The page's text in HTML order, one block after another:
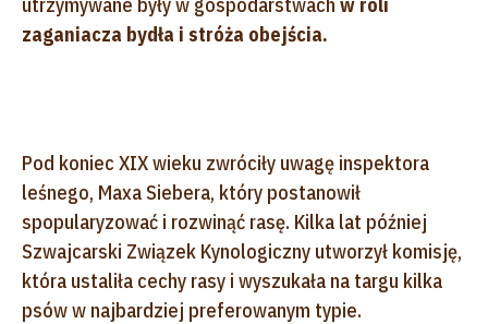
zaganiacza bydła i stróża obejścia.
Pod koniec XIX wieku zwróciły uwagę inspektora
leśnego, Maxa Siebera, który postanowił
spopularyzować i rozwinąć rasę. Kilka lat później
Szwajcarski Związek Kynologiczny utworzył komisję,
która ustaliła cechy rasy i wyszukała na targu kilka
psów w najbardziej preferowanym typie.